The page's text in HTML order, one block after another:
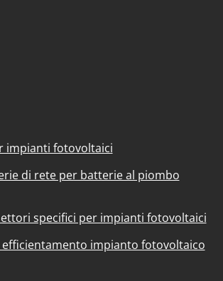
impianti fotovoltaici
di rete per batterie al piombo
specifici per impianti fotovoltaici
efficientamento impianto fotovoltaico